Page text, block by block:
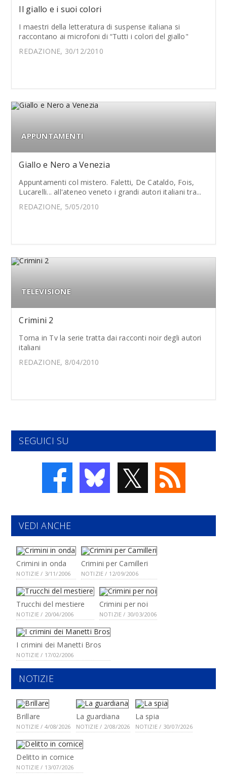
Il giallo e i suoi colori
I maestri della letteratura di suspense italiana si
raccontano ai microfoni di “Tutti i colori del giallo"
REDAZIONE, 30/12/2010
APPUNTAMENTI
Giallo e Nero a Venezia
Appuntamenti col mistero. Faletti, De Cataldo, Fois,
Lucarelli... all'ateneo veneto i grandi autori italiani tra...
REDAZIONE, 5/05/2010
TELEVISIONE
Crimini 2
Torna in Tv la serie tratta dai racconti noir degli autori
italiani
REDAZIONE, 8/04/2010
SEGUICI SU
𝕏
VEDI ANCHE
Crimini in onda
NOTIZIE / 3/11/2006
Crimini per Camilleri
NOTIZIE / 12/09/2006
Trucchi del mestiere
NOTIZIE / 20/04/2006
Crimini per noi
NOTIZIE / 30/03/2006
I crimini dei Manetti Bros
NOTIZIE / 17/02/2006
NOTIZIE
Brillare
NOTIZIE / 4/08/2026
La guardiana
NOTIZIE / 2/08/2026
La spia
NOTIZIE / 30/07/2026
Delitto in cornice
NOTIZIE / 13/07/2026